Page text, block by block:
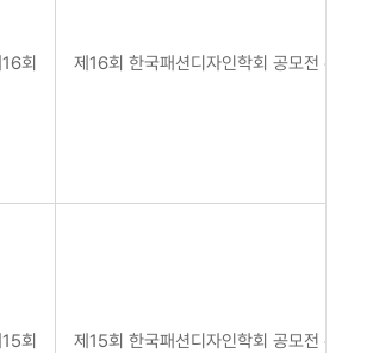
회 제16회 한국패션디자인학회 공모전 주제:
회 제15회 한국패션디자인학회 공모전 주제: